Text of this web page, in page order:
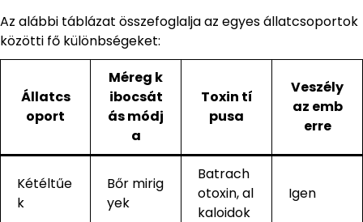
Az alábbi táblázat összefoglalja az egyes állatcsoportok
közötti fő különbségeket:
Állatcs
oport
Méreg k
ibocsát
ás módj
a
Toxin tí
pusa
Veszély
az emb
erre
Kétéltűe
k
Bőr mirig
yek
Batrach
otoxin, al
kaloidok
Igen